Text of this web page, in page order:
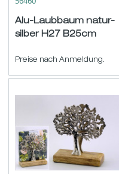
Alu-Laubbaum natur-
silber H27 B25cm
Preise nach Anmeldung.